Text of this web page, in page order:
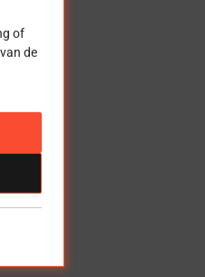
of
de